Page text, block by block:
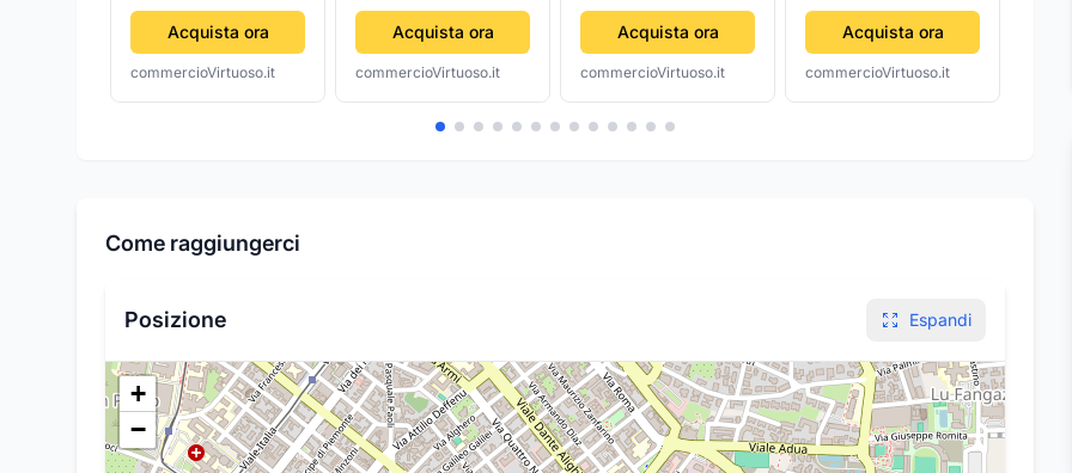
Acquista ora
commercioVirtuoso.it
Acquista ora
commercioVirtuoso.it
Acquista ora
commercioVirtuoso.it
Acquista ora
commercioVirtuoso.it
Come raggiungerci
Posizione Espandi
+
−